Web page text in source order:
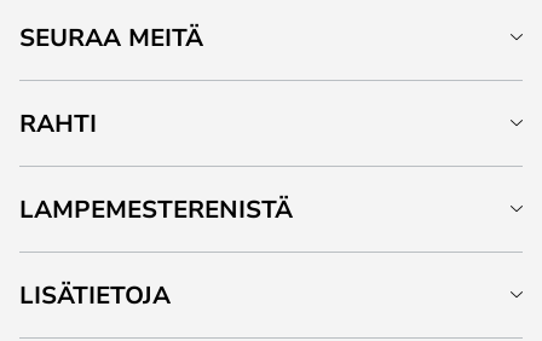
SEURAA MEITÄ
RAHTI
LAMPEMESTERENISTÄ
LISÄTIETOJA